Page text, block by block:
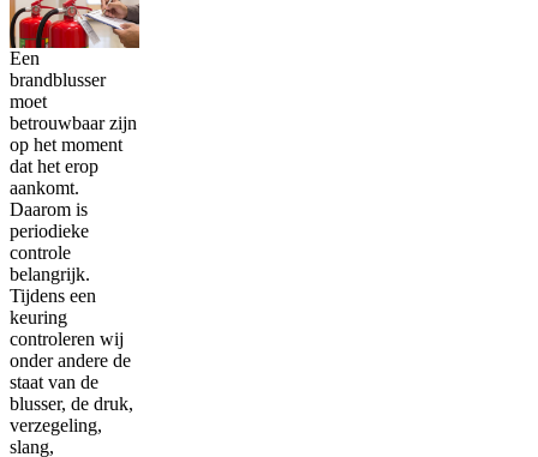
Een
brandblusser
moet
betrouwbaar zijn
op het moment
dat het erop
aankomt.
Daarom is
periodieke
controle
belangrijk.
Tijdens een
keuring
controleren wij
onder andere de
staat van de
blusser, de druk,
verzegeling,
slang,